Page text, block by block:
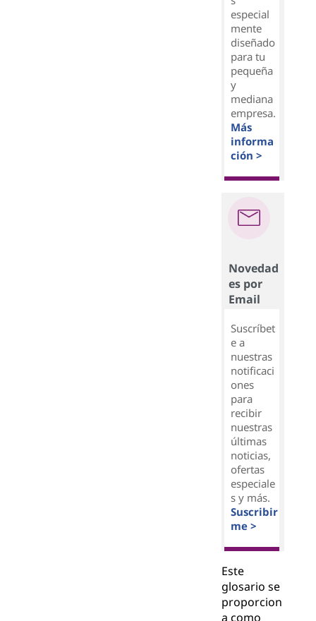
especial
mente
diseñado
para tu
pequeña
y
mediana
empresa.
Más
informa
ción >
Novedad
es por
Email
Suscríbet
e a
nuestras
notificaci
ones
para
recibir
nuestras
últimas
noticias,
ofertas
especiale
s y más.
Suscribir
me >
Este
glosario se
proporcion
a como